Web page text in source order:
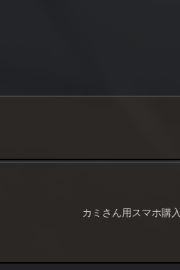
カミさん用スマホ購入